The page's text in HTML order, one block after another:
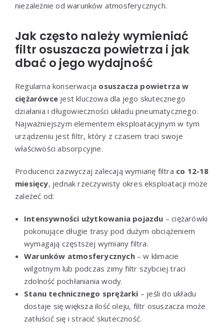
niezależnie od warunków atmosferycznych.
Jak często należy wymieniać
filtr osuszacza powietrza i jak
dbać o jego wydajność
Regularna konserwacja osuszacza powietrza w
ciężarówce jest kluczowa dla jego skutecznego
działania i długowieczności układu pneumatycznego.
Najważniejszym elementem eksploatacyjnym w tym
urządzeniu jest filtr, który z czasem traci swoje
właściwości absorpcyjne.
Producenci zazwyczaj zalecają wymianę filtra co 12-18
miesięcy, jednak rzeczywisty okres eksploatacji może
zależeć od:
Intensywności użytkowania pojazdu – ciężarówki
pokonujące długie trasy pod dużym obciążeniem
wymagają częstszej wymiany filtra.
Warunków atmosferycznych– w klimacie
wilgotnym lub podczas zimy filtr szybciej traci
zdolność pochłaniania wody.
Stanu technicznego sprężarki – jeśli do układu
dostaje się większa ilość oleju, filtr osuszacza może
zatłuścić się i stracić skuteczność.